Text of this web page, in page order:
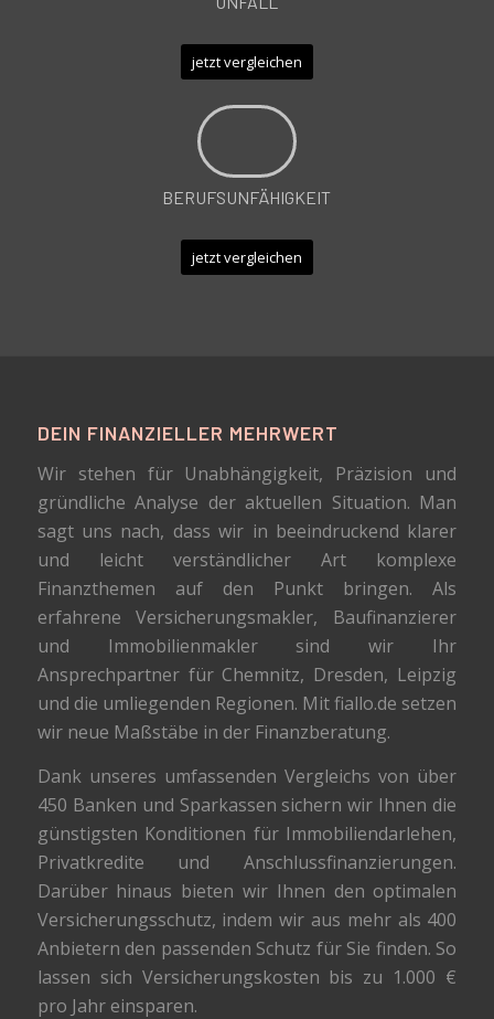
jetzt vergleichen
BERUFSUNFÄHIGKEIT
jetzt vergleichen
DEIN FINANZIELLER MEHRWERT
Wir stehen für Unabhängigkeit, Präzision und
gründliche Analyse der aktuellen Situation. Man
sagt uns nach, dass wir in beeindruckend klarer
und leicht verständlicher Art komplexe
Finanzthemen auf den Punkt bringen. Als
erfahrene Versicherungsmakler, Baufinanzierer
und Immobilienmakler sind wir Ihr
Ansprechpartner für Chemnitz, Dresden, Leipzig
und die umliegenden Regionen. Mit fiallo.de setzen
wir neue Maßstäbe in der Finanzberatung.
Dank unseres umfassenden Vergleichs von über
450 Banken und Sparkassen sichern wir Ihnen die
günstigsten Konditionen für Immobiliendarlehen,
Privatkredite und Anschlussfinanzierungen.
Darüber hinaus bieten wir Ihnen den optimalen
Versicherungsschutz, indem wir aus mehr als 400
Anbietern den passenden Schutz für Sie finden. So
lassen sich Versicherungskosten bis zu 1.000 €
pro Jahr einsparen.